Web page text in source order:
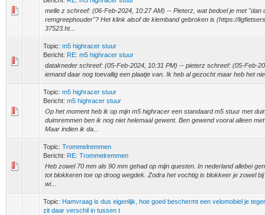
melle z schreef: (06-Feb-2024, 10:27 AM) -- Pieterz, wat bedoel je met "dan
remgreephouder"? Het klink alsof de klemband gebroken is (https://
37523.ht...
Topic: m5 highracer stuur
Bericht: RE: m5 highracer stuur
datakneder schreef: (05-Feb-2024, 10:31 PM) -- pieterz schreef: (05-Feb-
iemand daar nog toevallig een plaatje van. Ik heb al gezocht maar heb het
Topic: m5 highracer stuur
Bericht: m5 highracer stuur
Op het moment heb ik op mijn m5 highracer een standaard m5 stuur met
duimremmen ben ik nog niet helemaal gewent. Ben gewend vooral alleen
Maar indien ik da...
Topic: Trommelremmen
Bericht: RE: Trommelremmen
Heb zowel 70 mm als 90 mm gehad op mijn questen. In nederland allebei
tot blokkeren toe op droog wegdek. Zodra het vochtig is blokkeer je zowel
wi...
Topic: Hamvraag is dus eigenlijk, hoe goed beschermt een velomobiel je
zit daar verschil in tussen t